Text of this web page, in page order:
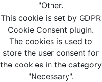
"Other.
This cookie is set by GDPR
Cookie Consent plugin.
The cookies is used to
store the user consent for
the cookies in the category
"Necessary".